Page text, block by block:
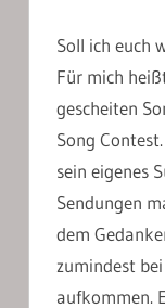
Soll ich euch
Für mich
gescheiten
Song
sein eigenes
Sendungen
dem
zumindest
aufkommen.